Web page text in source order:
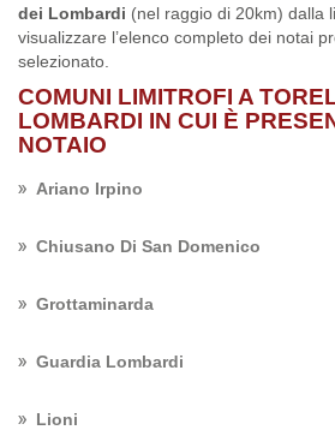
dei Lombardi (nel raggio di 20km) dalla
visualizzare l’elenco completo dei notai
selezionato.
COMUNI LIMITROFI A
LOMBARDI IN CUI È
NOTAIO
Ariano Irpino
Chiusano Di San Domenico
Grottaminarda
Guardia Lombardi
Lioni